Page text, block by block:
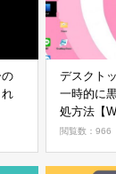
デスクト
一時的に
処方法【
閲覧数：966